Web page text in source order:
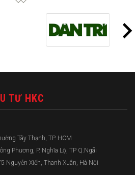
TƯ HKC
Tây Thạnh, TP. HCM
Phương, P. Nghĩa Lộ, TP Q.Ngãi
Nguyễn Xiển, Thanh Xuân, Hà Nội